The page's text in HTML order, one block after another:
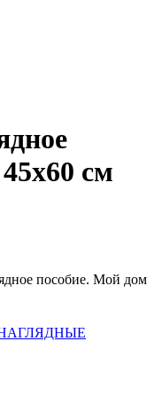
см
пособие. Мой дом